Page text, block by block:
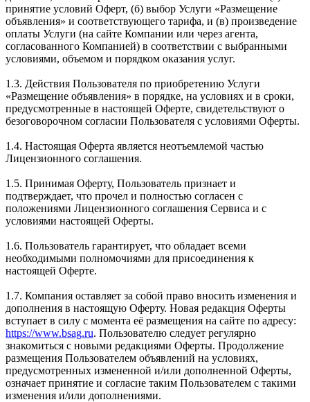
принятие условий Оферт, (б) выбор Услуги «Размещение
объявления» и соответствующего тарифа, и (в) произведение
оплаты Услуги (на сайте Компании или через агента,
согласованного Компанией) в соответствии с выбранными
условиями, объемом и порядком оказания услуг.
1.3. Действия Пользователя по приобретению Услуги
«Размещение объявления» в порядке, на условиях и в сроки,
предусмотренные в настоящей Оферте, свидетельствуют о
безоговорочном согласии Пользователя с условиями Оферты.
1.4. Настоящая Оферта является неотъемлемой частью
Лицензионного соглашения.
1.5. Принимая Оферту, Пользователь признает и
подтверждает, что прочел и полностью согласен с
положениями Лицензионного соглашения Сервиса и с
условиями настоящей Оферты.
1.6. Пользователь гарантирует, что обладает всеми
необходимыми полномочиями для присоединения к
настоящей Оферте.
1.7. Компания оставляет за собой право вносить изменения и
дополнения в настоящую Оферту. Новая редакция Оферты
вступает в силу с момента её размещения на сайте по адресу:
https://www.bsag.ru. Пользователю следует регулярно
знакомиться с новыми редакциями Оферты. Продолжение
размещения Пользователем объявлений на условиях,
предусмотренных измененной и/или дополненной Оферты,
означает принятие и согласие таким Пользователем с такими
изменения и/или дополнениями.